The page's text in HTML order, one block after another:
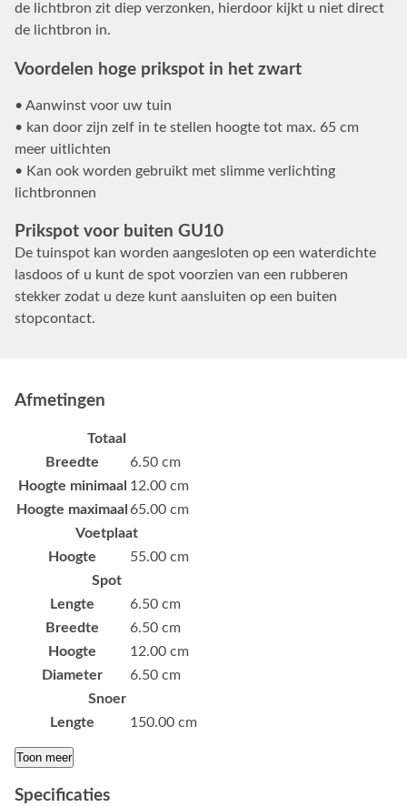
de lichtbron zit diep verzonken, hierdoor kijkt u niet direct
de lichtbron in.
Voordelen hoge prikspot in het zwart
• Aanwinst voor uw tuin
• kan door zijn zelf in te stellen hoogte tot max. 65 cm
meer uitlichten
• Kan ook worden gebruikt met slimme verlichting
lichtbronnen
Prikspot voor buiten GU10
De tuinspot kan worden aangesloten op een waterdichte
lasdoos of u kunt de spot voorzien van een rubberen
stekker zodat u deze kunt aansluiten op een buiten
stopcontact.
Afmetingen
Totaal
Breedte
6.50 cm
Hoogte minimaal 12.00 cm
Hoogte maximaal 65.00 cm
Voetplaat
Hoogte
55.00 cm
Spot
Lengte
6.50 cm
Breedte
6.50 cm
Hoogte
12.00 cm
Diameter
6.50 cm
Snoer
Lengte
150.00 cm
Toon meer
Specificaties